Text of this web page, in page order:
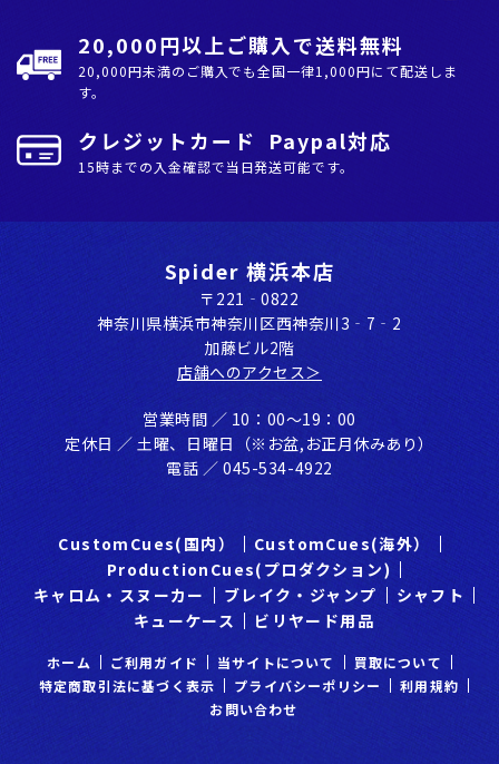
20,000円以上ご購入で送料無料
20,000円未満のご購入でも全国⼀律1,000円にて配送しま
す。
クレジットカード Paypal対応
15時までの入金確認で当日発送可能です。
Spider 横浜本店
〒221‐0822
神奈川県横浜市神奈川区⻄神奈川3‐7‐2
加藤ビル2階
店舗へのアクセス＞
営業時間 ／ 10：00〜19：00
定休⽇ ／ ⼟曜、⽇曜⽇（※お盆,お正⽉休みあり）
電話 ／ 045-534-4922
CustomCues(国内）
CustomCues(海外）
ProductionCues(プロダクション)
キャロム・スヌーカー
ブレイク・ジャンプ
シャフト
キューケース
ビリヤード用品
ホーム ご利⽤ガイド 当サイトについて
買取について
特定商取引法に基づく表示
プライバシーポリシー
利⽤規約
お問い合わせ